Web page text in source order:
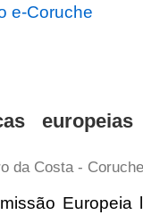
e-Coruche
da Costa -
Europeia